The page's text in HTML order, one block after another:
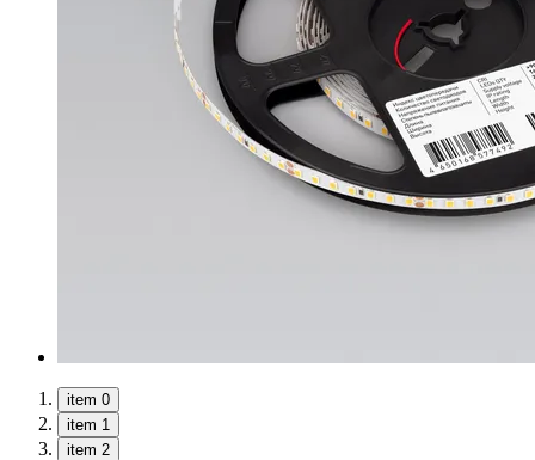
item 0
item 1
item 2